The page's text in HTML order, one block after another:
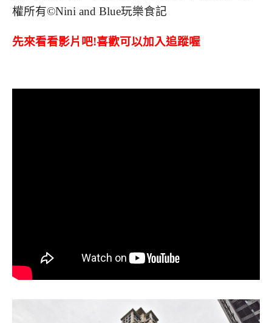
權所有©Nini and Blue玩樂食記
先來看看影片吧!喜歡可以加入追蹤喔